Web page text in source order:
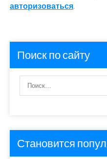
авторизоваться.
Поиск по сайту
Становится